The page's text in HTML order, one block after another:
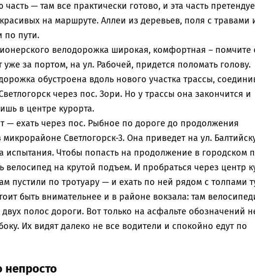
— там все практически готово, и эта часть
на маршруте. Аллеи из деревьев, поля с травами
по пути.
велодорожка широкая, комфортная – помчите
уже за портом, на ул. Рабочей, придется поломать голову.
обустроена вдоль нового участка трассы,
через пос. Зори. Но у трассы она закончится и
в центре курорта.
— ехать через пос. Рыбное по дороге до продолжения
Светлогорск-3. Она приведет на ул.
испытания. Чтобы попасть на продолжение в городском
велосипед на крутой подъем. И пробраться через центр
пустили по тротуару — и ехать по ней рядом с толпами
быть внимательнее и в районе вокзала: там
полос дороги. Вот только на асфальте обозначений
Их видят далеко не все водители и спокойно едут по
непросто